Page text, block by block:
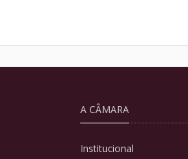
A CÂMARA
Institucional